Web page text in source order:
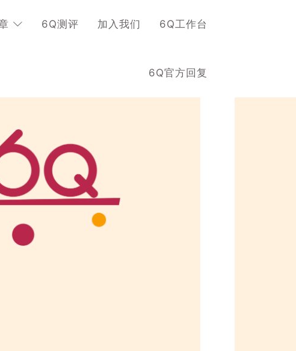
6Q测评 加入我们 6Q工作台
6Q官方回复